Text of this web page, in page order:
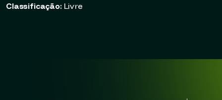
Classificação: Livre